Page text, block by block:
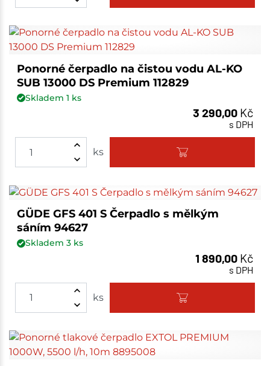
Ponorné čerpadlo na čistou vodu AL-KO
SUB 13000 DS Premium 112829
Skladem 1 ks
3 290,00 Kč
s DPH
ks
GÜDE GFS 401 S Čerpadlo s mělkým
sáním 94627
Skladem 3ks
1 890,00 Kč
s DPH
ks